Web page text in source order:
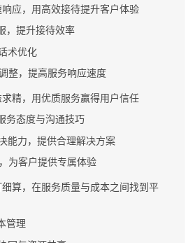
应，用高效接待提升客户体验
，提升接待效率
术优化
整，提高服务响应速度
精，用优质服务赢得用户信任
务态度与沟通技巧
能力，提供合理解决方案
为客户提供专属体验
算，在服务质量与成本之间找到平
管理